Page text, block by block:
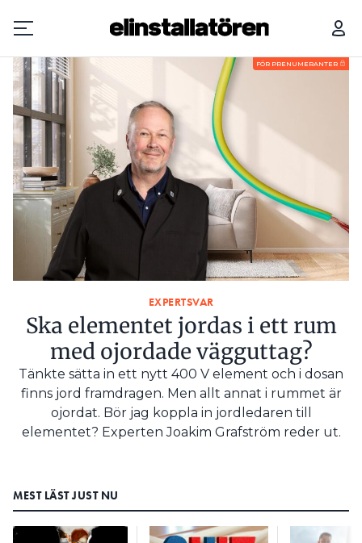
Prenumerera
Hantera prenumeration
Lediga jobb
Annonsera
Läs E-tidningen
Om tidningen
Kontakt
Personuppgifter
Search for:
FÖR PRENUMERANTER
EXPERTSVAR
Ska elementet jordas i ett rum
med ojordade vägguttag?
Tänkte sätta in ett nytt 400 V element och i dosan
finns jord framdragen. Men allt annat i rummet är
ojordat. Bör jag koppla in jordledaren till
elementet? Experten Joakim Grafström reder ut.
MEST LÄST JUST NU